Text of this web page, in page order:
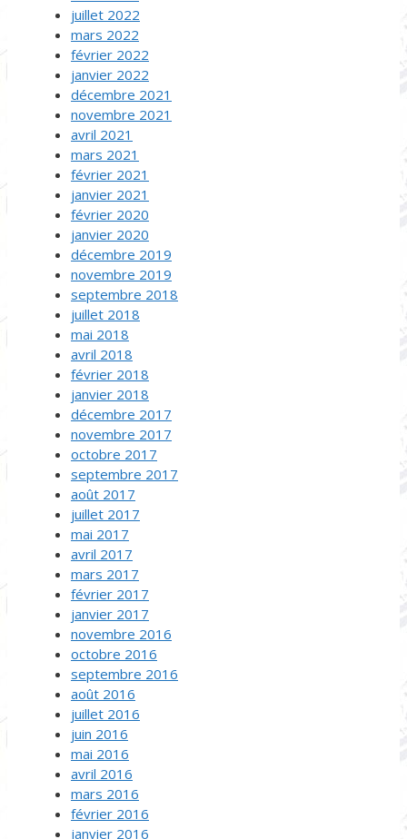
juillet 2022
mars 2022
février 2022
janvier 2022
décembre 2021
novembre 2021
avril 2021
mars 2021
février 2021
janvier 2021
février 2020
janvier 2020
décembre 2019
novembre 2019
septembre 2018
juillet 2018
mai 2018
avril 2018
février 2018
janvier 2018
décembre 2017
novembre 2017
octobre 2017
septembre 2017
août 2017
juillet 2017
mai 2017
avril 2017
mars 2017
février 2017
janvier 2017
novembre 2016
octobre 2016
septembre 2016
août 2016
juillet 2016
juin 2016
mai 2016
avril 2016
mars 2016
février 2016
janvier 2016